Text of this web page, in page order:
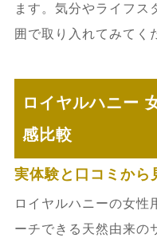
ます。気分やライフス
囲で取り入れてみてく
ロイヤルハニー
感比較
実体験と口コミから
ロイヤルハニーの女性
ーチできる天然由来の